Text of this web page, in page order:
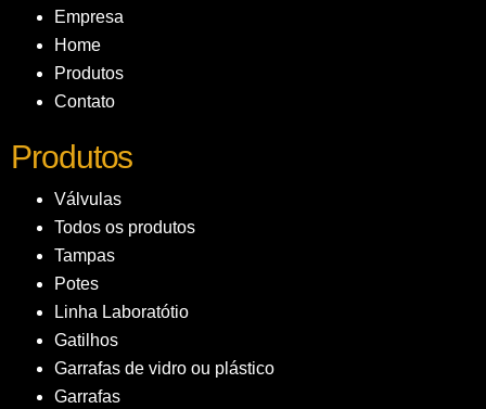
Empresa
Home
Produtos
Contato
Produtos
Válvulas
Todos os produtos
Tampas
Potes
Linha Laboratótio
Gatilhos
Garrafas de vidro ou plástico
Garrafas